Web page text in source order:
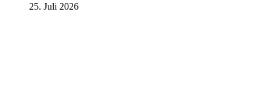
25. Juli 2026